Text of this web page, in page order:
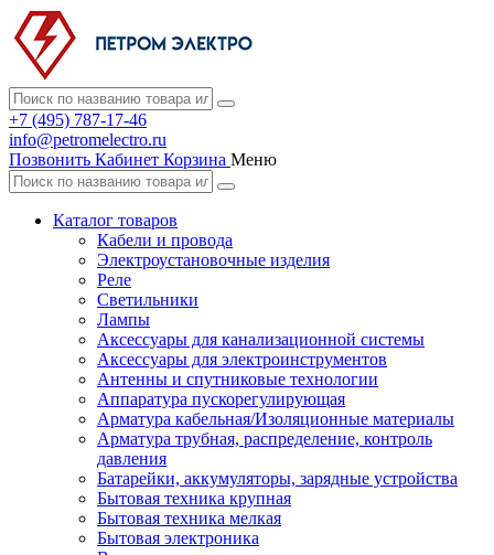
+7 (495) 787-17-46
info@petromelectro.ru
Позвонить Кабинет Корзина Меню
Каталог товаров
Кабели и провода
Электроустановочные изделия
Реле
Светильники
Лампы
Аксессуары для канализационной системы
Аксессуары для электроинструментов
Антенны и спутниковые технологии
Аппаратура пускорегулирующая
Арматура кабельная/Изоляционные материалы
Арматура трубная, распределение, контроль
давления
Батарейки, аккумуляторы, зарядные устройства
Бытовая техника крупная
Бытовая техника мелкая
Бытовая электроника